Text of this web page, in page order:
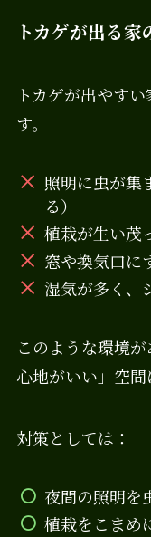
トカゲが出る家
トカゲが出やす
す。
照明に虫が集
る）
植栽が生い茂
窓や換気口に
湿気が多く、
このような環境
心地がいい」空間
対策としては：
夜間の照明を
植栽をこまめ